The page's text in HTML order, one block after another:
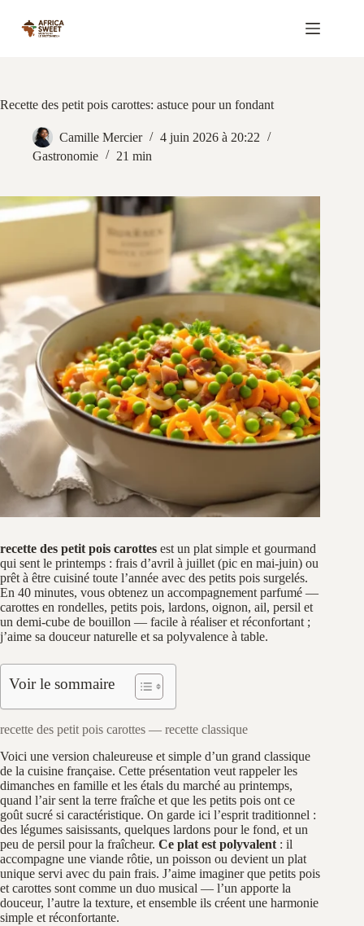
contenu
Recette des petit pois carottes: astuce pour un fondant
Camille Mercier
4 juin 2026 à 20:22
Gastronomie
21 min
recette des petit pois carottes est un plat simple et gourmand
qui sent le printemps : frais d’avril à juillet (pic en mai-juin) ou
prêt à être cuisiné toute l’année avec des petits pois surgelés.
En 40 minutes, vous obtenez un accompagnement parfumé —
carottes en rondelles, petits pois, lardons, oignon, ail, persil et
un demi-cube de bouillon — facile à réaliser et réconfortant ;
j’aime sa douceur naturelle et sa polyvalence à table.
Voir le sommaire
recette des petit pois carottes — recette classique
Voici une version chaleureuse et simple d’un grand classique
de la cuisine française. Cette présentation veut rappeler les
dimanches en famille et les étals du marché au printemps,
quand l’air sent la terre fraîche et que les petits pois ont ce
goût sucré si caractéristique. On garde ici l’esprit traditionnel :
des légumes saisissants, quelques lardons pour le fond, et un
peu de persil pour la fraîcheur. Ce plat est polyvalent : il
accompagne une viande rôtie, un poisson ou devient un plat
unique servi avec du pain frais. J’aime imaginer que petits pois
et carottes sont comme un duo musical — l’un apporte la
douceur, l’autre la texture, et ensemble ils créent une harmonie
simple et réconfortante.